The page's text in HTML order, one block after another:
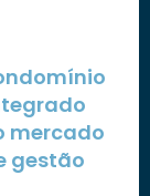
mercado
gestão